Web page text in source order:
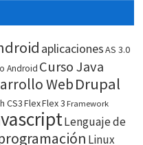
aplicacionesAS 3.0
Android Curso Java
WebDrupal
CS3FlexFlex 3 Framework
Lenguaje de
Linux